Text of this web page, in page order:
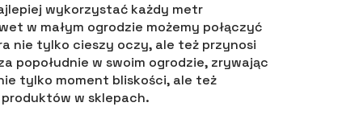
wykorzystać każdy metr
w małym ogrodzie możemy połączyć
nie tylko cieszy oczy, ale też przynosi
popołudnie w swoim ogrodzie, zrywając
tylko moment bliskości, ale też
w sklepach.